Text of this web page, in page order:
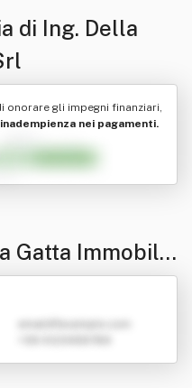
di Ing. Della
onorare gli impegni finanziari,
nei pagamenti.
Gatta Immobilia